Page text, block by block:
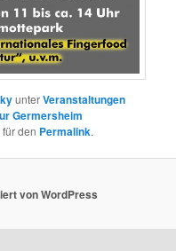
unterVeranstaltungen
Germersheim
den Permalink.
von WordPress